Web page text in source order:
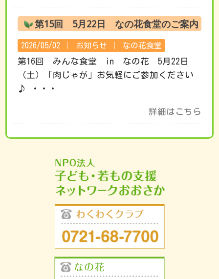
第15回 5月22日 なの花食堂のご案内
2026/05/02 │ お知らせ なの花食堂
第16回 みんな食堂 in なの花 5月22日
（土）「肉じゃが」お気軽にご参加ください
♪ ・・・
詳細はこちら